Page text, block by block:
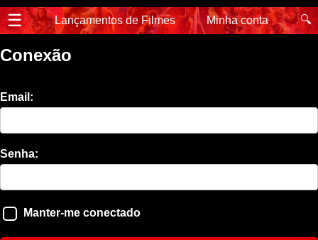
☰ Lançamentos de Filmes Minha conta 🔍
Conexão
Email:
Senha:
Manter-me conectado